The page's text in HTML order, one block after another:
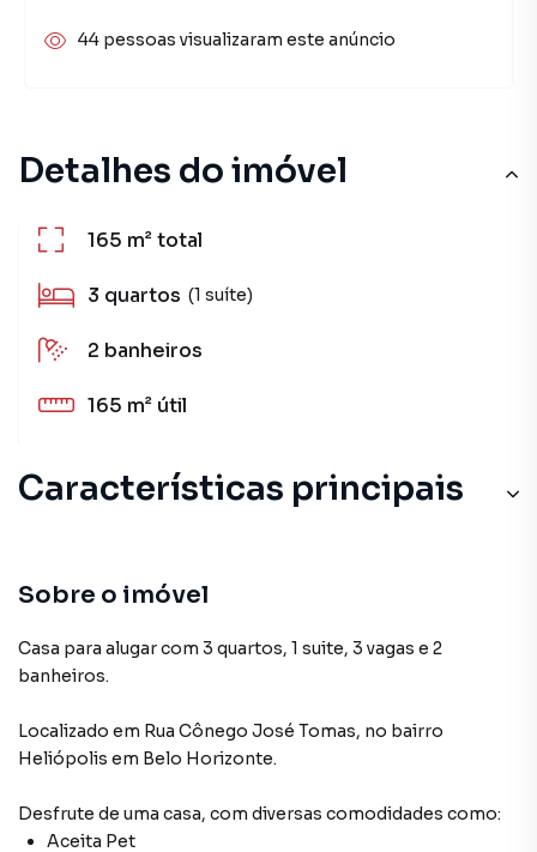
Detalhes do imóvel
165 m²total
3 quartos (1 suíte)
2 banheiros
165 m² útil
Características principais
Cozinha
Varanda
Cerâmica
Sobre o imóvel
Casa para alugar com 3 quartos, 1 suite, 3 vagas e 2
banheiros.
Localizado em Rua Cônego José Tomas, no bairro
Heliópolis em Belo Horizonte.
Desfrute de uma casa, com diversas comodidades como:
Aceita Pet
44 pessoas visualizaram este anúncio